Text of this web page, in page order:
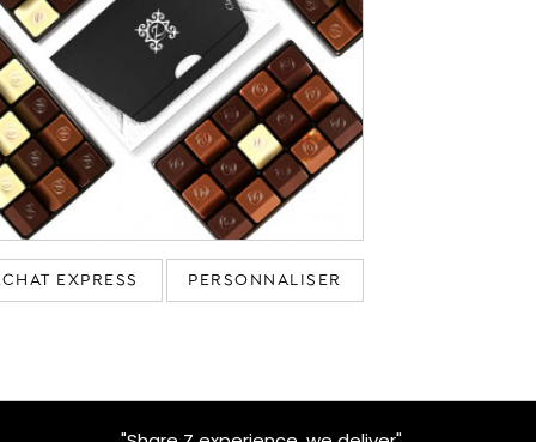
EXPRESS PERSONNALISER